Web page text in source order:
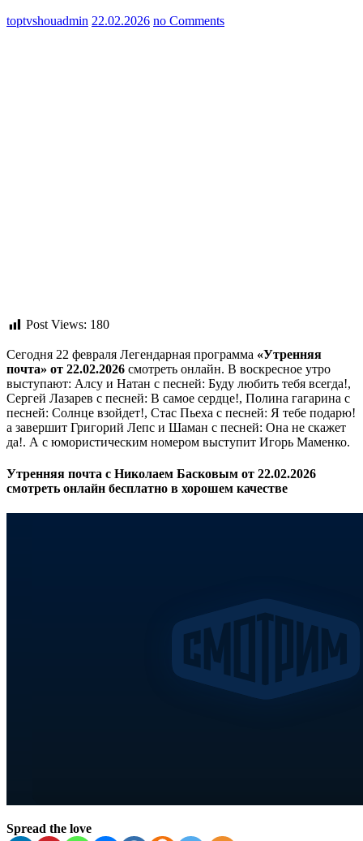
toptvshouadmin 22.02.2026 no Comments
Post Views: 180
Сегодня 22 февраля Легендарная программа «Утренняя
почта» от 22.02.2026 смотреть онлайн. В воскресное утро
выступают: Алсу и Натан с песней: Буду любить тебя всегда!,
Сергей Лазарев с песней: В самое сердце!, Полина гагарина с
песней: Солнце взойдет!, Стас Пьеха с песней: Я тебе подарю!
а завершит Григорий Лепс и Шаман с песней: Она не скажет
да!. А с юмористическим номером выступит Игорь Маменко.
Утренняя почта с Николаем Басковым от 22.02.2026
смотреть онлайн бесплатно в хорошем качестве
Spread the love